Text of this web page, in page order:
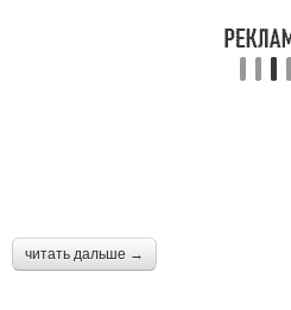
читать дальше →